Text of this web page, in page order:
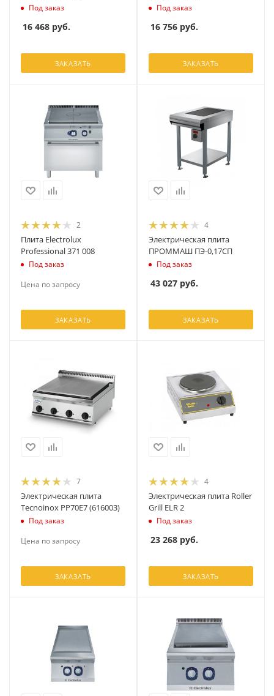
Под заказ
16 468 руб.
ЗАКАЗАТЬ
Под заказ
16 756 руб.
ЗАКАЗАТЬ
2
Плита Electrolux
Professional 371 008
Под заказ
Цена по запросу
ЗАКАЗАТЬ
4
Электрическая плита
ПРОММАШ ПЭ-0,17СП
Под заказ
43 027 руб.
ЗАКАЗАТЬ
7
Электрическая плита
Tecnoinox PP70E7 (616003)
Под заказ
Цена по запросу
ЗАКАЗАТЬ
4
Электрическая плита Roller
Grill ELR 2
Под заказ
23 268 руб.
ЗАКАЗАТЬ